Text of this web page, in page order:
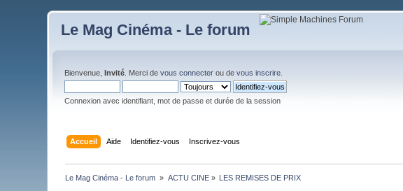
Le Mag Cinéma - Le forum
Bienvenue,Invité . Merci devous connecter ou devous inscrire
Connexion avec identifiant, mot de passe et durée de la session
Accueil Aide Identifiez-vous Inscrivez-vous
Le Mag Cinéma - Le forum » ACTU CINE» LES REMISES DE PRIX